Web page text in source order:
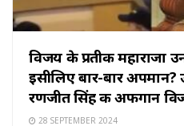
विजय के प्रतीक महाराजा
इसीलिए बार-बार
रणजीत सिंह की अफगान
28 SEPTEMBER 2024